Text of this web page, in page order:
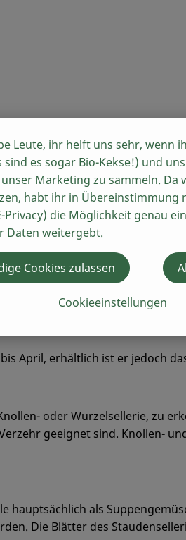
Sellerie war in ganz
in küstennahen Gebieten.
dem
Daher folgen die
Sumpfsellerie.
der Doldenblütler. Ihren
April, erhältlich ist er jedoch
oder Wurzelsellerie, zu
geeignet sind. Knollen-
als
Die Blätter des
Leute, ihr helft uns sehr, wenn
sind es sogar Bio-Kekse!) und
Marketing zu sammeln. Da
habt ihr in Übereinstimmung
Privacy) die Möglichkeit genau
Daten weitergebt.
Cookieeinstellungen
Cookies zulassen